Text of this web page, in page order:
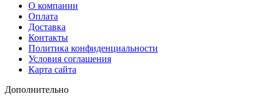
О компании
Оплата
Доставка
Контакты
Политика конфиденциальности
Условия соглашения
Карта сайта
Дополнительно